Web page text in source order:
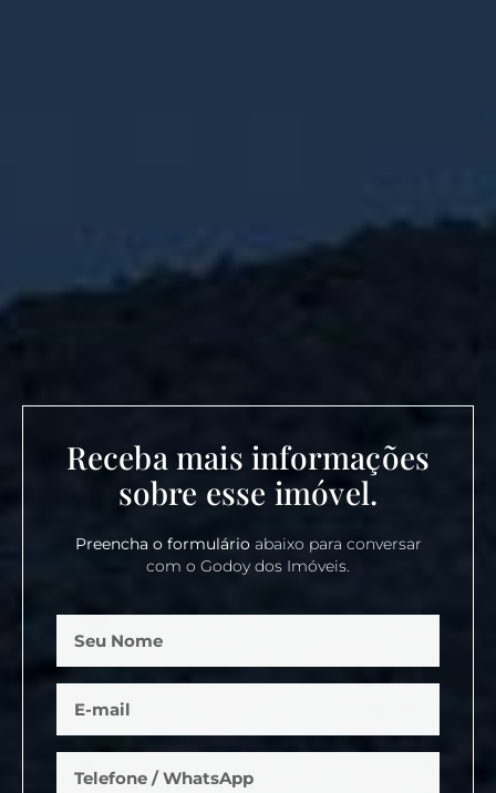
Receba mais informações
sobre esse imóvel.
Preencha o formulárioabaixo para conversar
com o Godoy dos Imóveis.